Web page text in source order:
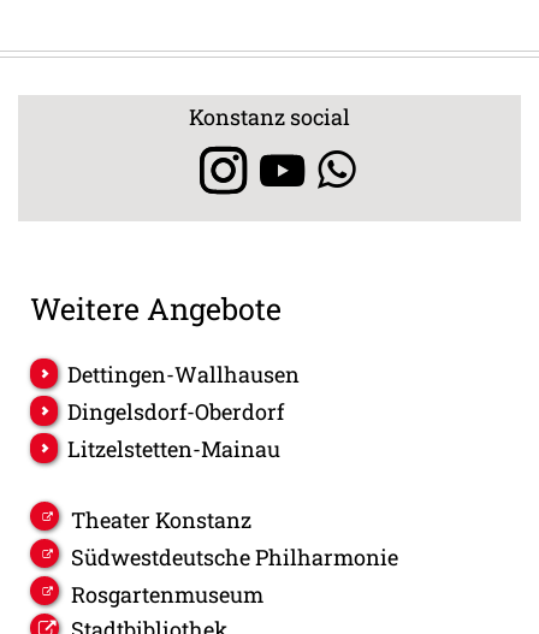
Konstanz social
Weitere Angebote
Dettingen-Wallhausen
Dingelsdorf-Oberdorf
Litzelstetten-Mainau
Theater Konstanz
Südwestdeutsche Philharmonie
Rosgartenmuseum